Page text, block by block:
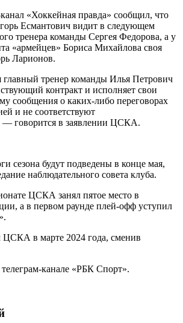
«Хоккейная правда» сообщил, что
Есмантович видит в следующем
тренера команды Сергея Федорова, а у
«армейцев» Бориса Михайлова своя
Ларионов.
главный тренер команды Илья Петрович
контракт и исполняет свои
сообщения о каких-либо переговорах
и не соответствуют
— говорится в заявлении ЦСКА.
сезона будут подведены в конце мая,
наблюдательного совета клуба.
ЦСКА занял пятое место в
а в первом раунде плей-офф уступил
ЦСКА в марте 2024 года, сменив
канале «РБК Спорт».